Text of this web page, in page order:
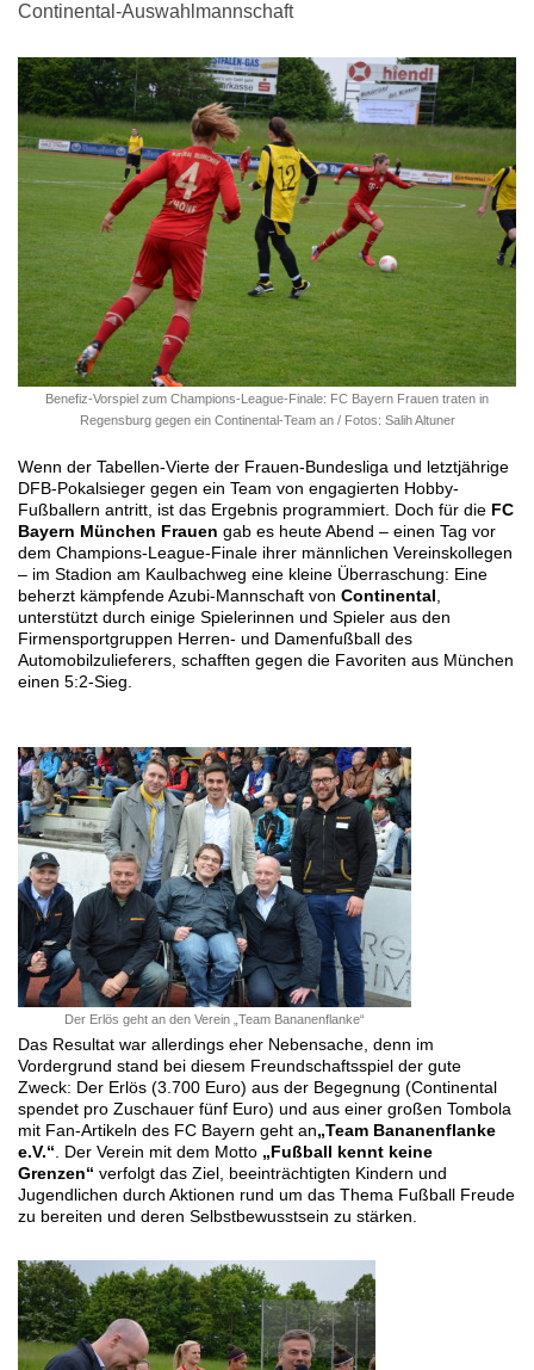
Continental-Auswahlmannschaft
Benefiz-Vorspiel zum Champions-League-Finale: FC Bayern Frauen traten in
Regensburg gegen ein Continental-Team an / Fotos: Salih Altuner
Wenn der Tabellen-Vierte der Frauen-Bundesliga und letztjährige
DFB-Pokalsieger gegen ein Team von engagierten Hobby-
Fußballern antritt, ist das Ergebnis programmiert. Doch für die FC
Bayern München Frauen gab es heute Abend – einen Tag vor
dem Champions-League-Finale ihrer männlichen Vereinskollegen
– im Stadion am Kaulbachweg eine kleine Überraschung: Eine
beherzt kämpfende Azubi-Mannschaft von Continental
unterstützt durch einige Spielerinnen und Spieler aus den
Firmensportgruppen Herren- und Damenfußball des
Automobilzulieferers, schafften gegen die Favoriten aus München
einen 5:2-Sieg.
Der Erlös geht an den Verein „Team Bananenflanke“
Das Resultat war allerdings eher Nebensache, denn im
Vordergrund stand bei diesem Freundschaftsspiel der gute
Zweck: Der Erlös (3.700 Euro) aus der Begegnung (Continental
spendet pro Zuschauer fünf Euro) und aus einer großen Tombola
mit Fan-Artikeln des FC Bayern geht an„Team Bananenflanke
e.V.“ . Der Verein mit dem Motto „Fußball kennt keine
Grenzen“ verfolgt das Ziel, beeinträchtigten Kindern und
Jugendlichen durch Aktionen rund um das Thema Fußball Freude
zu bereiten und deren Selbstbewusstsein zu stärken.